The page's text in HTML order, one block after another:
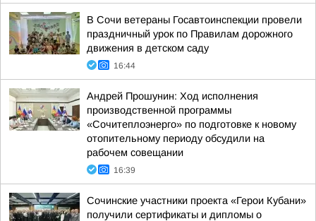
В Сочи ветераны Госавтоинспекции провели
праздничный урок по Правилам дорожного
движения в детском саду
16:44
Андрей Прошунин: Ход исполнения
производственной программы
«Сочитеплоэнерго» по подготовке к новому
отопительному периоду обсудили на
рабочем совещании
16:39
Сочинские участники проекта «Герои Кубани»
получили сертификаты и дипломы о